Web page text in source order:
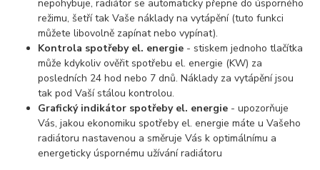
nepohybuje, radiátor se automaticky přepne do úsporného
režimu, šetří tak Vaše náklady na vytápění (tuto funkci
můžete libovolně zapínat nebo vypínat).
Kontrola spotřeby el. energie - stiskem jednoho tlačítka
může kdykoliv ověřit spotřebu el. energie (KW) za
posledních 24 hod nebo 7 dnů. Náklady za vytápění jsou
tak pod Vaší stálou kontrolou.
Grafický indikátor spotřeby el. energie - upozorňuje
Vás, jakou ekonomiku spotřeby el. energie máte u Vašeho
radiátoru nastavenou a směruje Vás k optimálnímu a
energeticky úspornému užívání radiátoru